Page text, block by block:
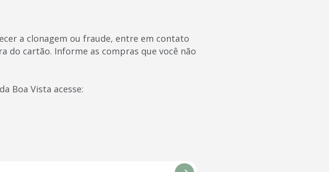
a clonagem ou fraude, entre em contato
do cartão. Informe as compras que você não
Boa Vista acesse: